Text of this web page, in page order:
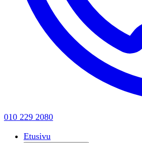
010 229 2080
Etusivu